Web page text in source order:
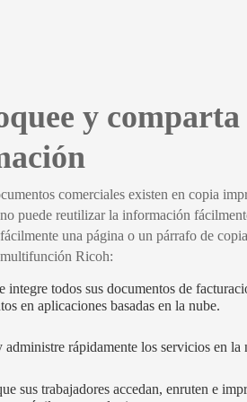
y comparta
comerciales existen en copia
puede reutilizar la información
una página o un párrafo de
Ricoh:
integre todos sus documentos de
en aplicaciones basadas en la nube.
administre rápidamente los servicios en la
sus trabajadores accedan, enruten e